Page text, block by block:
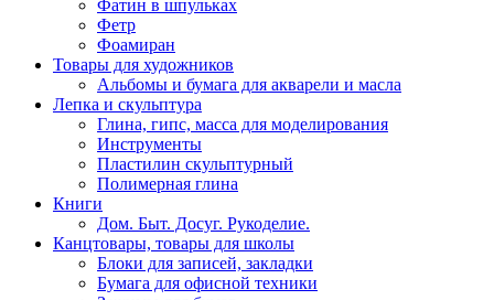
Фатин в шпульках
Фетр
Фоамиран
Товары для художников
Альбомы и бумага для акварели и масла
Лепка и скульптура
Глина, гипс, масса для моделирования
Инструменты
Пластилин скульптурный
Полимерная глина
Книги
Дом. Быт. Досуг. Рукоделие.
Канцтовары, товары для школы
Блоки для записей, закладки
Бумага для офисной техники